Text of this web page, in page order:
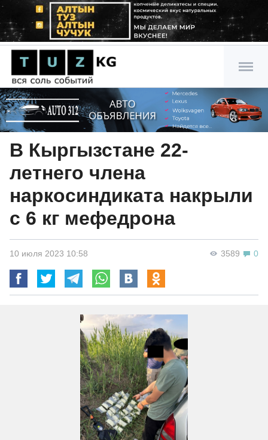
В Кыргызстане 22-
летнего члена
наркосиндиката накрыли
с 6 кг мефедрона
3589 0
10 июля 2023 10:58